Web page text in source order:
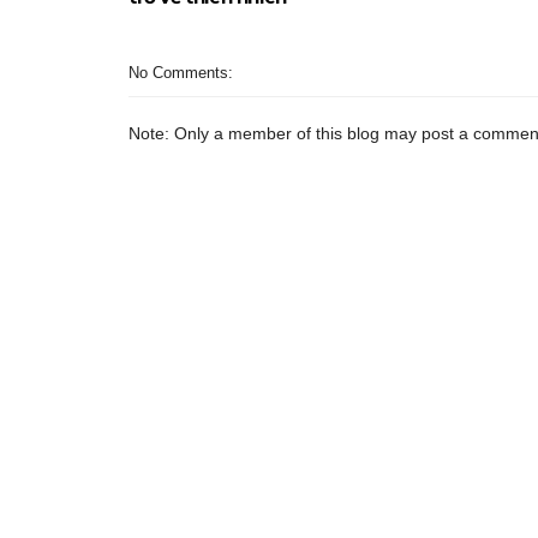
No Comments:
Note: Only a member of this blog may post a